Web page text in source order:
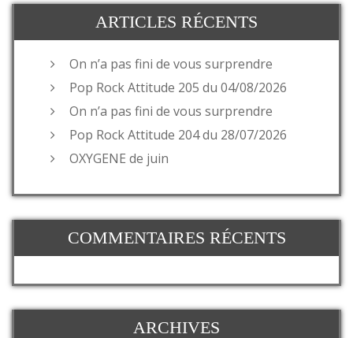
ARTICLES RÉCENTS
On n’a pas fini de vous surprendre
Pop Rock Attitude 205 du 04/08/2026
On n’a pas fini de vous surprendre
Pop Rock Attitude 204 du 28/07/2026
OXYGENE de juin
COMMENTAIRES RÉCENTS
ARCHIVES